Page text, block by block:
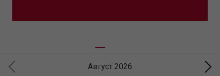
Август 2026